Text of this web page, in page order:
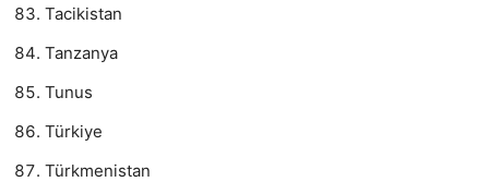
Tacikistan
Tanzanya
Tunus
Türkiye
Türkmenistan